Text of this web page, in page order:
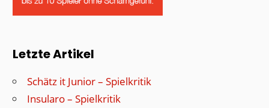
Letzte Artikel
Schätz it Junior – Spielkritik
Insularo – Spielkritik